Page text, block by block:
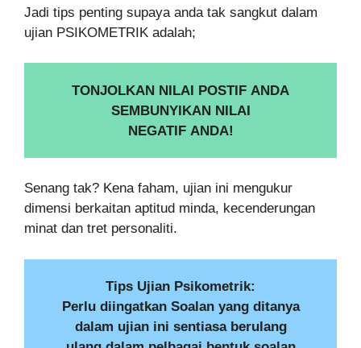
Jadi tips penting supaya anda tak sangkut dalam
ujian PSIKOMETRIK adalah;
TONJOLKAN NILAI POSTIF ANDA
SEMBUNYIKAN NILAI
NEGATIF ANDA!
Senang tak? Kena faham, ujian ini mengukur
dimensi berkaitan aptitud minda, kecenderungan
minat dan tret personaliti.
Tips Ujian Psikometrik:
Perlu diingatkan Soalan yang ditanya
dalam ujian ini sentiasa berulang